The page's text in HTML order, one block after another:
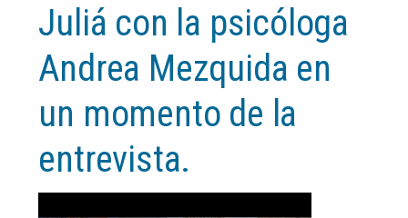
Juliá con la psicóloga
Andrea Mezquida en
un momento de la
entrevista.